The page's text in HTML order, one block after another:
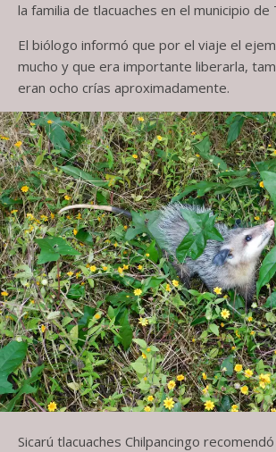
la familia de tlacuaches en el municipio de
El biólogo informó que por el viaje el
mucho y que era importante liberarla,
eran ocho crías aproximadamente.
Sicarú tlacuaches Chilpancingo